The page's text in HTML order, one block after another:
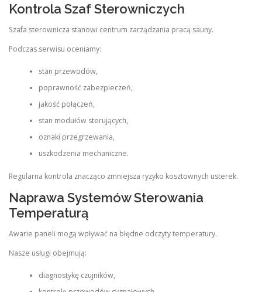
Kontrola Szaf Sterowniczych
Szafa sterownicza stanowi centrum zarządzania pracą sauny.
Podczas serwisu oceniamy:
stan przewodów,
poprawność zabezpieczeń,
jakość połączeń,
stan modułów sterujących,
oznaki przegrzewania,
uszkodzenia mechaniczne.
Regularna kontrola znacząco zmniejsza ryzyko kosztownych usterek.
Naprawa Systemów Sterowania
Temperaturą
Awarie paneli mogą wpływać na błędne odczyty temperatury.
Nasze usługi obejmują:
diagnostykę czujników,